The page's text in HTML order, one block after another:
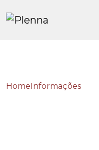
HomeInformações